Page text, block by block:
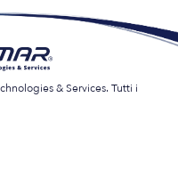
& Services. Tutti i